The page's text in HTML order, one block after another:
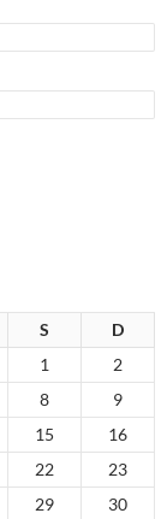
S
D
1
2
8
9
15
16
22
23
29
30